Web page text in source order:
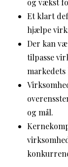
og vækst
Et klart
hjælpe
Der kan
tilpasse
markedets
og mål.